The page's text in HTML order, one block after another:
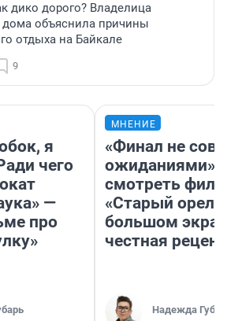
дико дорого? Владелица
дома объяснила причины
отдыха на Байкале
9
я
чего
—
про
МНЕНИЕ
«Финал не
ожиданиями»:
смотреть
«Старый орел»
большом
честная
Надежда